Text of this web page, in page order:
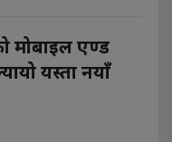
मोबाइल एण्ड
यस्ता नयाँ